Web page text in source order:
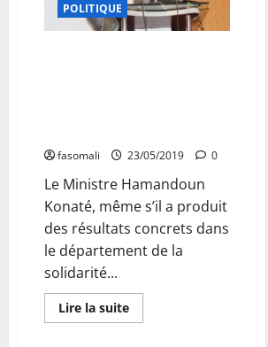
POLITIQUE
fasomali 23/05/2019 0
Le Ministre Hamandoun
Konaté, même s’il a produit
des résultats concrets dans
le département de la
solidarité...
Lire la suiteEn
savoir